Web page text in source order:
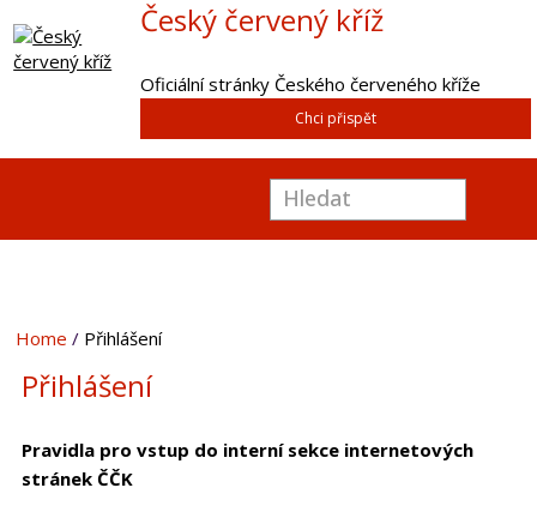
Český červený kříž
Oficiální stránky Českého červeného kříže
Chci přispět
Home Přihlášení
Přihlášení
Pravidla pro vstup do interní sekce internetových
stránek ČČK